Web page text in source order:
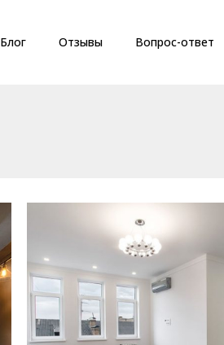
Блог Отзывы Вопрос-ответ